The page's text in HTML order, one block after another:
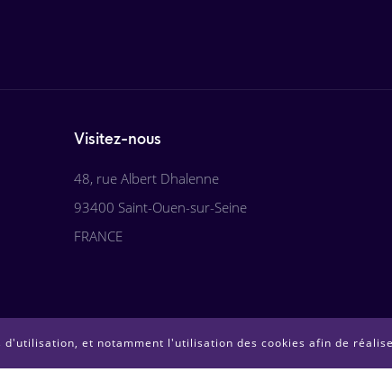
et notamment l'utilisation des cookies afin de
Visitez-nous
48, rue Albert Dhalenne
93400 Saint-Ouen-sur-Seine
FRANCE